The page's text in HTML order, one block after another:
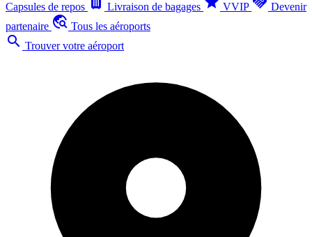
Capsules de repos Livraison de bagages VVIP
Devenir
partenaire travel_explore Tous les aéroports
search Trouver votre aéroport